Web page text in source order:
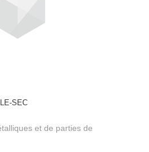
SEC
et de parties de